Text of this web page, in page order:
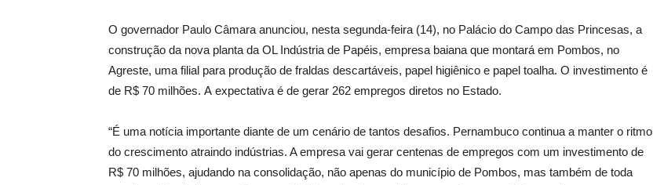
O governador Paulo Câmara anunciou, nesta segunda-feira (14), no Palácio do Campo das Princesas, a
construção da nova planta da OL Indústria de Papéis, empresa baiana que montará em Pombos, no
Agreste, uma filial para produção de fraldas descartáveis, papel higiênico e papel toalha. O investimento é
de R$ 70 milhões. A expectativa é de gerar 262 empregos diretos no Estado.
“É uma notícia importante diante de um cenário de tantos desafios. Pernambuco continua a manter o ritmo
do crescimento atraindo indústrias. A empresa vai gerar centenas de empregos com um investimento de
R$ 70 milhões, ajudando na consolidação, não apenas do município de Pombos, mas também de toda